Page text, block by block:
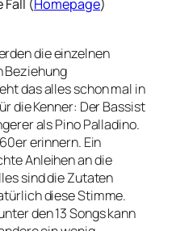
Fall (Homepage)
die einzelnen
Beziehung
das alles schon mal in
die Kenner: Der Bassist
als Pino Palladino.
erinnern. Ein
Anleihen an die
sind die Zutaten
diese Stimme.
den 13 Songs kann